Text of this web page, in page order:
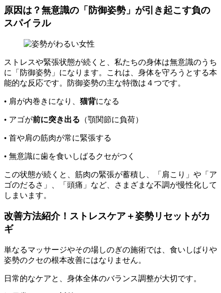
原因は？無意識の「防御姿勢」が引き起こす負の
スパイラル
ストレスや緊張状態が続くと、私たちの身体は無意識のうち
に「防御姿勢」になります。これは、身体を守ろうとする本
能的な反応です。防御姿勢の主な特徴は４つです。
• 肩が内巻きになり、 猫背になる
• アゴが前に突き出る （顎関節に負荷）
• 首や肩の筋肉が常に緊張する
• 無意識に歯を食いしばるクセがつく
この状態が続くと、筋肉の緊張が蓄積し、「肩こり」や「ア
ゴのだるさ」、「頭痛」など、さまざまな不調が慢性化して
しまいます。
改善方法紹介！ストレスケア＋姿勢リセットがカ
ギ
単なるマッサージやその場しのぎの施術では、食いしばりや
姿勢のクセの根本改善にはなりません。
日常的なケアと、身体全体のバランス調整が大切です。